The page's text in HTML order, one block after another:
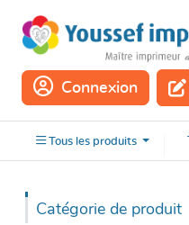
Connexion
Tous lesproduits
Tous les produits
Catégorie de produit